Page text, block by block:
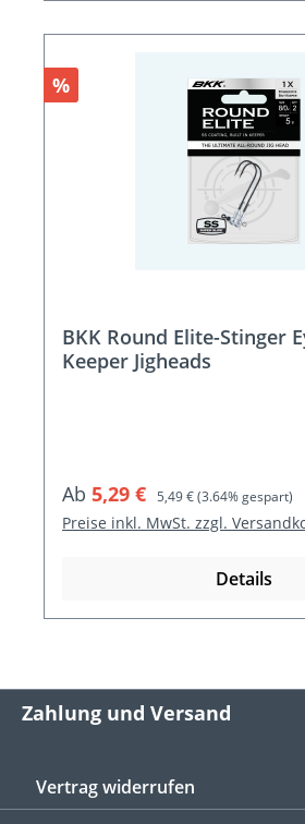
Rabatt
%
BKK Round Elite-Stinger
Keeper Jigheads
Verkaufspreis:
Ab 5,29 € Regulärer Preis:
5,49 €(3.64% gespart)
Preise inkl. MwSt. zzgl.
Details
Zahlung und Versand
Vertrag widerrufen